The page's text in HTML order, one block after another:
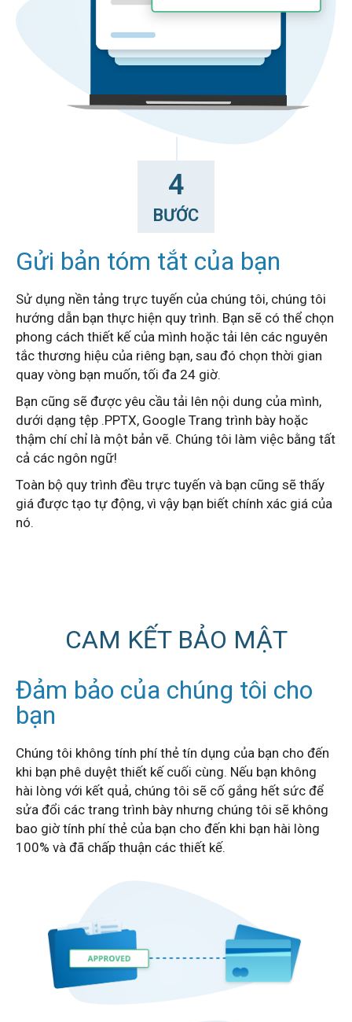
4
BƯỚC
Gửi bản tóm tắt của bạn
Sử dụng nền tảng trực tuyến của chúng tôi, chúng tôi
hướng dẫn bạn thực hiện quy trình. Bạn sẽ có thể chọn
phong cách thiết kế của mình hoặc tải lên các nguyên
tắc thương hiệu của riêng bạn, sau đó chọn thời gian
quay vòng bạn muốn, tối đa 24 giờ.
Bạn cũng sẽ được yêu cầu tải lên nội dung của mình,
dưới dạng tệp .PPTX, Google Trang trình bày hoặc
thậm chí chỉ là một bản vẽ. Chúng tôi làm việc bằng tất
cả các ngôn ngữ!
Toàn bộ quy trình đều trực tuyến và bạn cũng sẽ thấy
giá được tạo tự động, vì vậy bạn biết chính xác giá của
nó.
CAM KẾT BẢO MẬT
Đảm bảo của chúng tôi cho
bạn
Chúng tôi không tính phí thẻ tín dụng của bạn cho đến
khi bạn phê duyệt thiết kế cuối cùng. Nếu bạn không
hài lòng với kết quả, chúng tôi sẽ cố gắng hết sức để
sửa đổi các trang trình bày nhưng chúng tôi sẽ không
bao giờ tính phí thẻ của bạn cho đến khi bạn hài lòng
100% và đã chấp thuận các thiết kế.